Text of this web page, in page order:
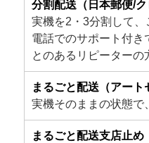
分割配送（日本郵便/ク
実機を2・3分割して
電話でのサポート付き
とのあるリピーターの
まるごと配送（アー
実機そのままの状態で
まるごと配送支店止め